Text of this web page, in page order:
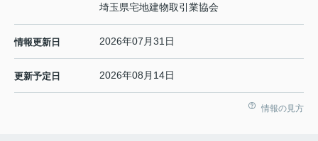
埼玉県宅地建物取引業協会
情報更新日 2026年07月31日
更新予定日 2026年08月14日
情報の見方